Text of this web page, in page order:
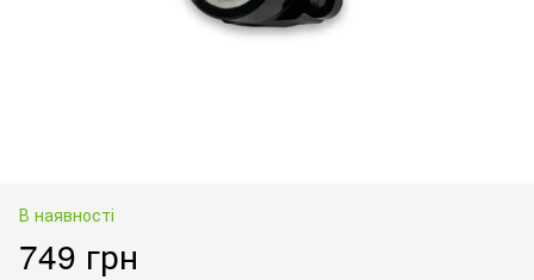
В наявності
749 грн